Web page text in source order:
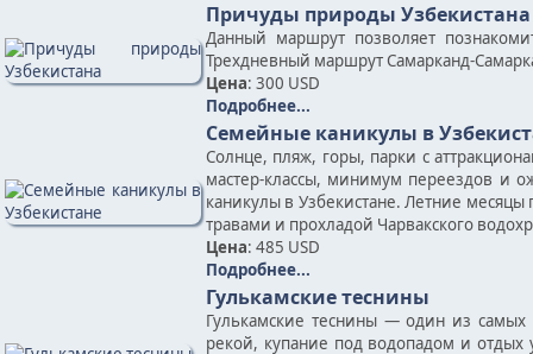
Причуды природы Узбекистана
Данный маршрут позволяет
Трехдневный маршрут Самарканд-
Цена: 300 USD
Подробнее...
Семейные каникулы в
Солнце, пляж, горы, парки с
мастер-классы, минимум переездов и
каникулы в Узбекистане. Летние
травами и прохладой Чарвакского
Цена: 485 USD
Подробнее...
Гулькамские теснины
Гулькамские теснины — один из
рекой, купание под водопадом и